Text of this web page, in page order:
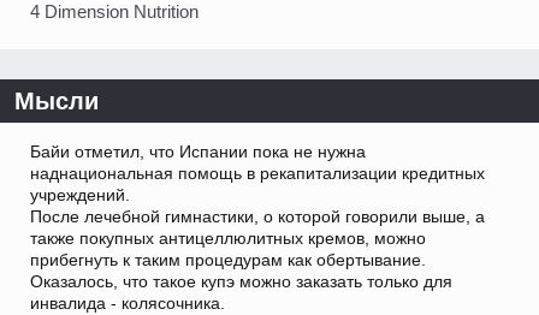
4 Dimension Nutrition
Мысли
Байи отметил, что Испании пока не нужна
наднациональная помощь в рекапитализации кредитных
учреждений.
После лечебной гимнастики, о которой говорили выше, а
также покупных антицеллюлитных кремов, можно
прибегнуть к таким процедурам как обертывание.
Оказалось, что такое купэ можно заказать только для
инвалида - колясочника.